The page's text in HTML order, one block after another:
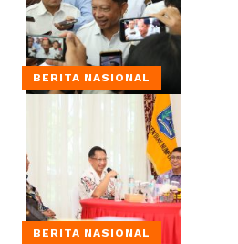
BERITA NASIONAL
BERITA NASIONAL